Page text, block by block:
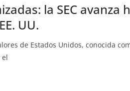
la SEC avanza
UU.
de Estados Unidos, conocida
el